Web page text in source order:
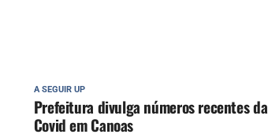
A SEGUIR UP
Prefeitura divulga números recentes da
Covid em Canoas